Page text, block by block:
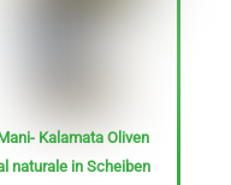
Kalamata Oliven
naturale in Scheiben